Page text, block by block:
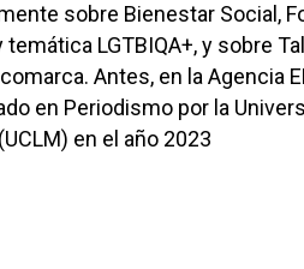
sobre Bienestar Social,
LGTBIQA+, y sobre
Antes, en la Agencia
en Periodismo por la
en el año 2023